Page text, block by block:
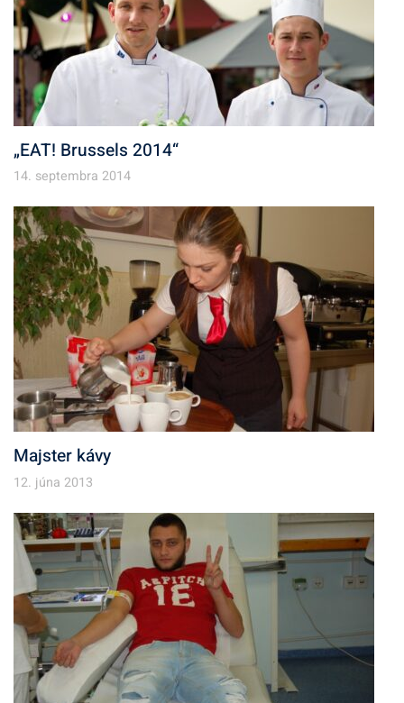
„EAT! Brussels 2014“
14. septembra 2014
Majster kávy
12. júna 2013